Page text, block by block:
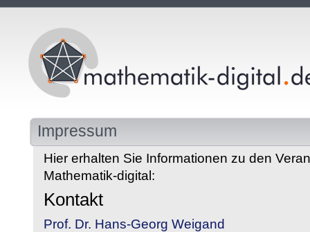
Impressum
Hier erhalten Sie Informationen zu den
Mathematik-digital:
Kontakt
Prof. Dr. Hans-Georg Weigand